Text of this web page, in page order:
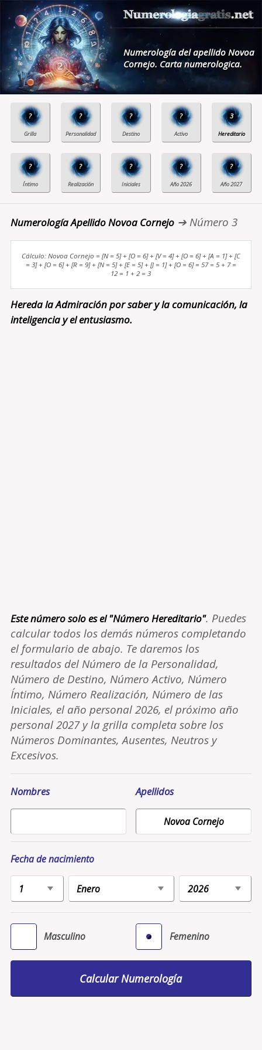
Numerología del apellido Novoa
Cornejo. Carta numerologica.
? ? ? ? 3
? ? ? ? ?
Numerología Apellido Novoa Cornejo➔ Número 3
Cálculo: Novoa Cornejo = [N = 5] + [O = 6] + [V = 4] + [O = 6] + [A = 1] + [C
= 3] + [O = 6] + [R = 9] + [N = 5] + [E = 5] + [J = 1] + [O = 6] = 57 = 5 + 7 =
12 = 1 + 2 = 3
Hereda la Admiración por saber y la comunicación, la
inteligencia y el entusiasmo.
Este número solo es el "Número Hereditario". Puedes
calcular todos los demás números completando
el formulario de abajo. Te daremos los
resultados del Número de la Personalidad,
Número de Destino, Número Activo, Número
Íntimo, Número Realización, Número de las
Iniciales, el año personal 2026, el próximo año
personal 2027 y la grilla completa sobre los
Números Dominantes, Ausentes, Neutros y
Excesivos.
Nombres Apellidos
Fecha de nacimiento
Masculino Femenino